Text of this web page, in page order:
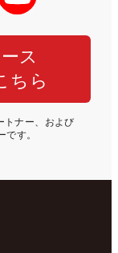
ス
ちら
トナー、および
です。